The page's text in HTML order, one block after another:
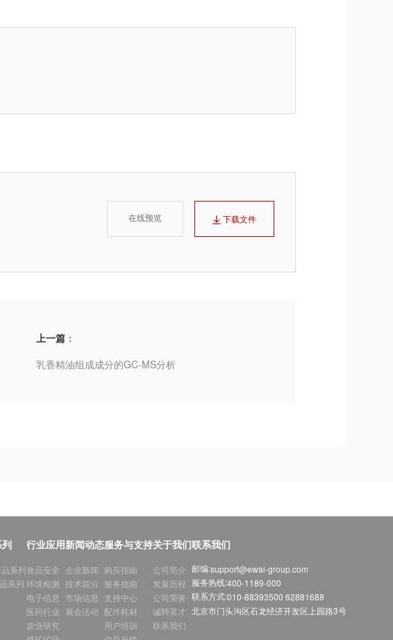
在线预览 下载文件
上一篇：
乳香精油组成成分的GC-MS分析
系列
系列
行业应用
食品安全
环境检测
电子信息
医药行业
农业研究
新闻动态
企业新闻
技术前沿
市场信息
展会活动
服务与支持
购买指南
服务指南
支持中心
配件耗材
用户培训
关于我们
公司简介
发展历程
公司荣誉
诚聘英才
联系我们
联系我们
邮编:support@ewai-group.com
服务热线:400-1189-000
联系方式:010-88393500 62881688
北京市门头沟区石龙经济开发区上园路3号